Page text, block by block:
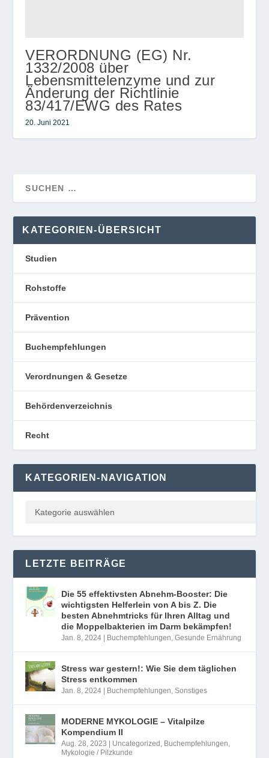
VERORDNUNG (EG) Nr.
1332/2008 über
Lebensmittelenzyme und zur
Änderung der Richtlinie
83/417/EWG des Rates
20. Juni 2021
KATEGORIEN-ÜBERSICHT
Studien
Rohstoffe
Prävention
Buchempfehlungen
Verordnungen & Gesetze
Behördenverzeichnis
Recht
KATEGORIEN-NAVIGATION
LETZTE BEITRÄGE
Die 55 effektivsten Abnehm-Booster: Die
wichtigsten Helferlein von A bis Z. Die
besten Abnehmtricks für Ihren Alltag und
die Moppelbakterien im Darm bekämpfen!
Jan. 8, 2024 Buchempfehlungen,Gesunde Ernährung
Stress war gestern!: Wie Sie dem täglichen
Stress entkommen
Jan. 8, 2024 Buchempfehlungen,Sonstiges
MODERNE MYKOLOGIE – Vitalpilze
Kompendium II
Aug. 28, 2023 Uncategorized , Buchempfehlungen,
Mykologie / Pilzkunde